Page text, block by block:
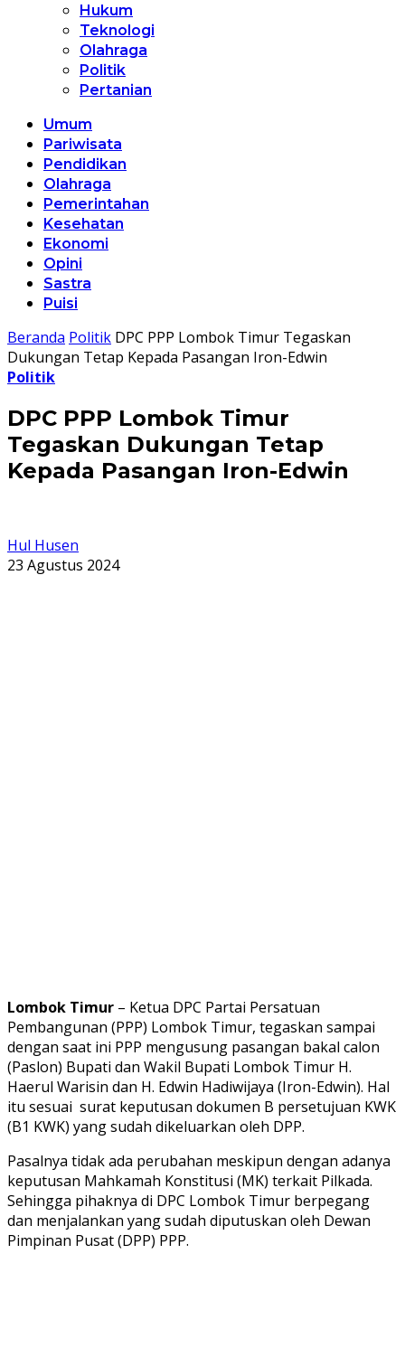
Hukum
Teknologi
Olahraga
Politik
Pertanian
Umum
Pariwisata
Pendidikan
Olahraga
Pemerintahan
Kesehatan
Ekonomi
Opini
Sastra
Puisi
Beranda Politik DPC PPP Lombok Timur Tegaskan
Dukungan Tetap Kepada Pasangan Iron-Edwin
Politik
DPC PPP Lombok Timur
Tegaskan Dukungan Tetap
Kepada Pasangan Iron-Edwin
Hul Husen
23 Agustus 2024
Lombok Timur – Ketua DPC Partai Persatuan
Pembangunan (PPP) Lombok Timur, tegaskan sampai
dengan saat ini PPP mengusung pasangan bakal calon
(Paslon) Bupati dan Wakil Bupati Lombok Timur H.
Haerul Warisin dan H. Edwin Hadiwijaya (Iron-Edwin). Hal
itu sesuai surat keputusan dokumen B persetujuan KWK
(B1 KWK) yang sudah dikeluarkan oleh DPP.
Pasalnya tidak ada perubahan meskipun dengan adanya
keputusan Mahkamah Konstitusi (MK) terkait Pilkada.
Sehingga pihaknya di DPC Lombok Timur berpegang
dan menjalankan yang sudah diputuskan oleh Dewan
Pimpinan Pusat (DPP) PPP.